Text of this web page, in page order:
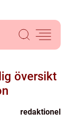
översikt
redaktionel